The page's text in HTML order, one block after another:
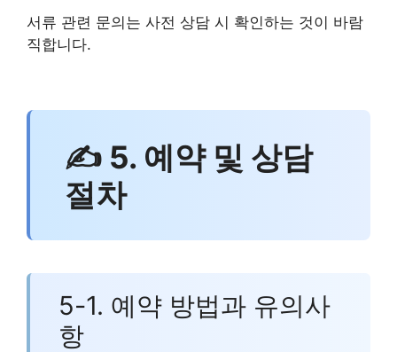
서류 관련 문의는 사전 상담 시 확인하는 것이 바람
직합니다.
✍ 5. 예약 및 상담
절차
5-1. 예약 방법과 유의사
항